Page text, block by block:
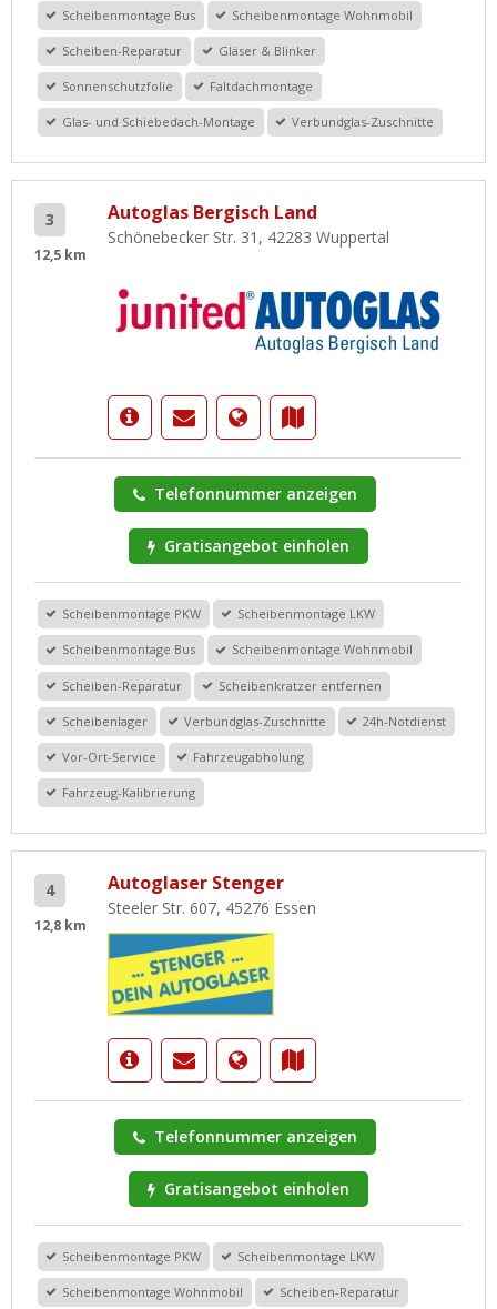
Scheibenmontage Bus Scheibenmontage Wohnmobil
Scheiben-Reparatur Gläser & Blinker
Sonnenschutzfolie Faltdachmontage
Glas- und Schiebedach-Montage Verbundglas-Zuschnitte
3
12,5 km
Autoglas Bergisch Land
Schönebecker Str. 31, 42283 Wuppertal
Telefonnummer anzeigen
Gratisangebot einholen
Scheibenmontage PKW Scheibenmontage LKW
Scheibenmontage Bus Scheibenmontage Wohnmobil
Scheiben-Reparatur Scheibenkratzer entfernen
Scheibenlager Verbundglas-Zuschnitte 24h-Notdienst
Vor-Ort-Service Fahrzeugabholung
Fahrzeug-Kalibrierung
4
12,8 km
Autoglaser Stenger
Steeler Str. 607, 45276 Essen
Telefonnummer anzeigen
Gratisangebot einholen
Scheibenmontage PKW Scheibenmontage LKW
Scheibenmontage Wohnmobil Scheiben-Reparatur